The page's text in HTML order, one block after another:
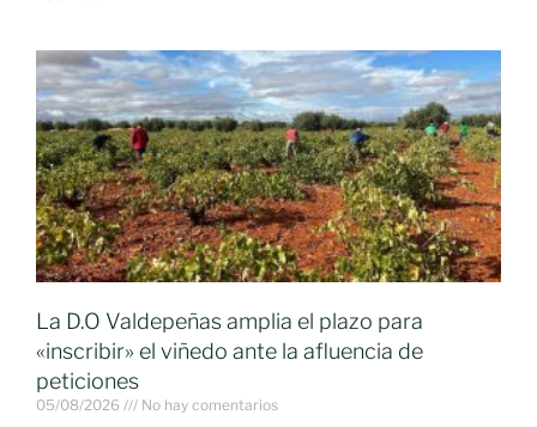
La D.O Valdepeñas amplia el plazo para
«inscribir» el viñedo ante la afluencia de
peticiones
05/08/2026 No hay comentarios